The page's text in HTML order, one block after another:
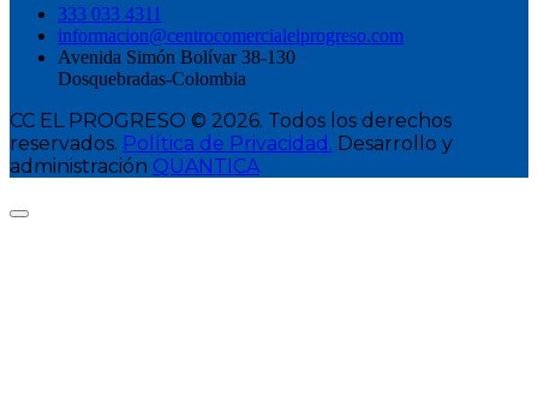
333 033 4311
informacion@centrocomercialelprogreso.com
Avenida Simón Bolívar 38-130
Dosquebradas-Colombia
CC EL PROGRESO © 2026. Todos los derechos
reservados. Política de Privacidad. Desarrollo y
administración QUANTICA